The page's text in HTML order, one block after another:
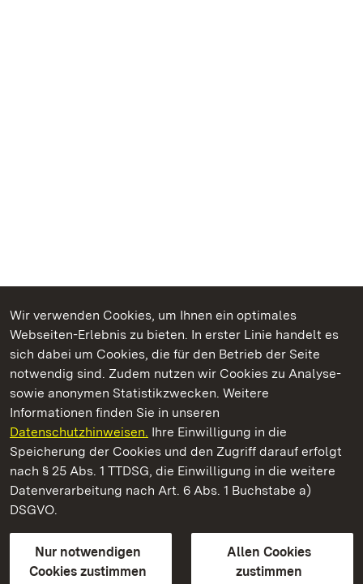
Wir verwenden Cookies, um Ihnen ein optimales
Webseiten-Erlebnis zu bieten. In erster Linie handelt es
sich dabei um Cookies, die für den Betrieb der Seite
notwendig sind. Zudem nutzen wir Cookies zu Analyse-
sowie anonymen Statistikzwecken. Weitere
Informationen finden Sie in unseren
Datenschutzhinweisen. Ihre Einwilligung in die
Speicherung der Cookies und den Zugriff darauf erfolgt
nach § 25 Abs. 1 TTDSG, die Einwilligung in die weitere
Datenverarbeitung nach Art. 6 Abs. 1 Buchstabe a)
DSGVO.
Nur notwendigen
Cookies zustimmen
Allen Cookies
zustimmen
Kommen. Staunen. Genießen.
Staatliche Schlösser und Gärten Baden‑Württemberg
Staatliche Schlösser und Gärten Baden-Württemberg
Kontakt
GebärdenspracheLeichte Sprache
Erklärung zur Barrierefreiheit
BITV-konform (geprüfte Seiten)